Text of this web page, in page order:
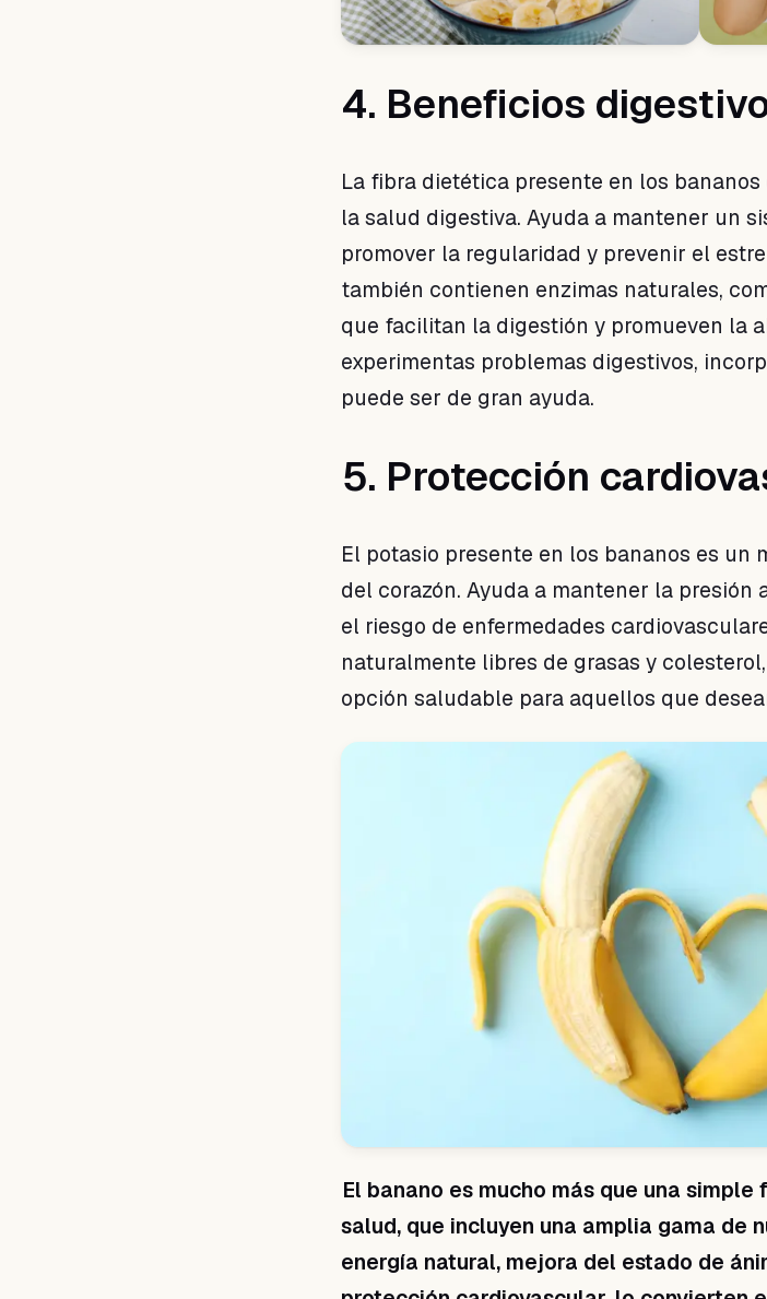
4. Beneficios
La fibra dietética presente en los
la salud digestiva. Ayuda a mantener un
promover la regularidad y prevenir el
también contienen enzimas naturales,
que facilitan la digestión y promueven la
experimentas problemas digestivos,
puede ser de gran ayuda.
5. Protección
El potasio presente en los bananos es un
del corazón. Ayuda a mantener la
el riesgo de enfermedades
naturalmente libres de grasas y
opción saludable para aquellos que
El banano es mucho más que una
salud, que incluyen una amplia gama de
energía natural, mejora del estado de